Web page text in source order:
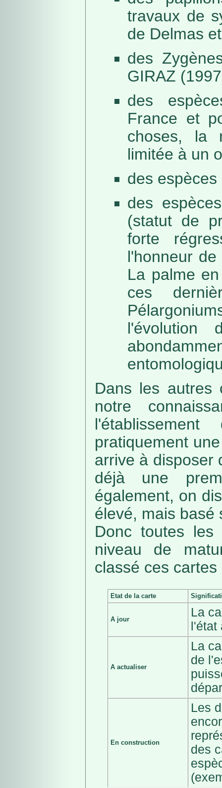
travaux de
de Delmas
des
GIRAZ
des
France et
choses, la
limitée à un
des
des
(statut de
forte
l'honneur
La palme
ces
l'évolution
Dans les autres
notre
pratiquement
arrive à disposer
déjà une
également, on
élevé, mais basé
Donc toutes
niveau de
classé ces
Etat de la carte
A jour
La
A actualiser
La
de
En construction
Les
des